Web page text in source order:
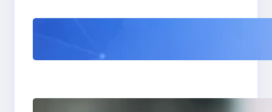
sortie (et ce que ça va